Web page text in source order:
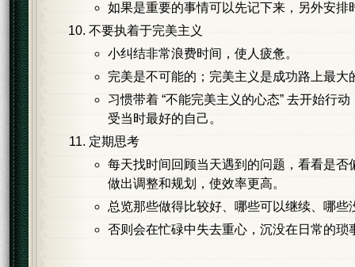
如果是重要的事情可以先记下来，另外安排
不要执着于完美主义
小纠结非常浪费时间，使人疲惫。
完美是不可能的；完美主义是成功路上最大
习惯带着 “不能完美主义的心态” 去开始行
受当时最好的自己。
定期思考
每天找时间回顾当天遇到的问题，看看是否
做出调整和规划，使效率更高。
总览那些做得比较好、哪些可以继续、哪些
否则会在忙碌中失去重心，沉没在日常的琐